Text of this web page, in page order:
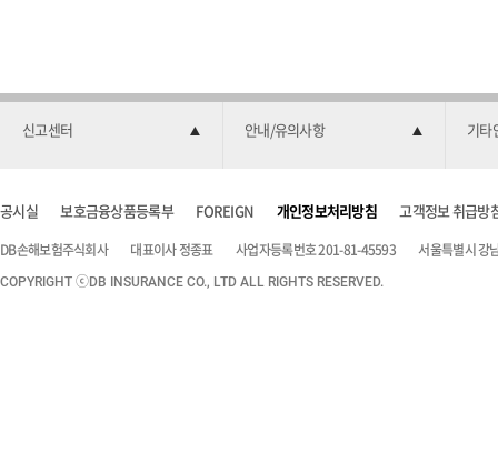
신고센터 안내/유의사항 기타
공시실 보호금융상품등록부 FOREIGN 개인정보처리방침 고객정보 취급방
DB손해보험주식회사 대표이사 정종표 사업자등록번호 201-81-45593 서울특별시 강
COPYRIGHT ⓒDB INSURANCE CO., LTD ALL RIGHTS RESERVED.